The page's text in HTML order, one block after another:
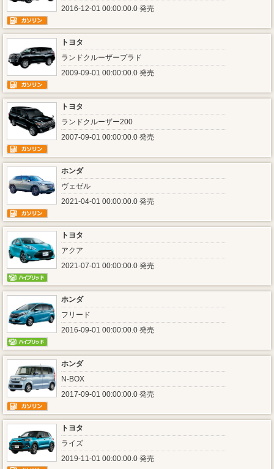
2016-12-01 00:00:00.0 発売
トヨタ
ランドクルーザープラド
2009-09-01 00:00:00.0 発売
トヨタ
ランドクルーザー200
2007-09-01 00:00:00.0 発売
ホンダ
ヴェゼル
2021-04-01 00:00:00.0 発売
トヨタ
アクア
2021-07-01 00:00:00.0 発売
ホンダ
フリード
2016-09-01 00:00:00.0 発売
ホンダ
N-BOX
2017-09-01 00:00:00.0 発売
トヨタ
ライズ
2019-11-01 00:00:00.0 発売